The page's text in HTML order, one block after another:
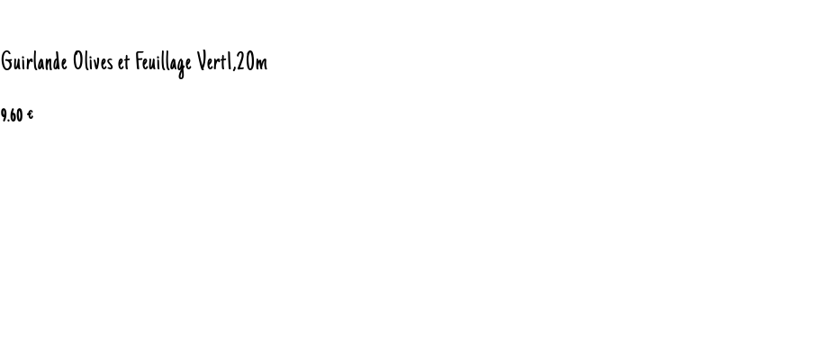
Guirlande Olives et Feuillage Vert1,20m
9.60 €